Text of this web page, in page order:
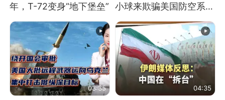
年，T-72变身“地下堡垒”
小球来欺骗美国防空系统
的
03:35 04:35